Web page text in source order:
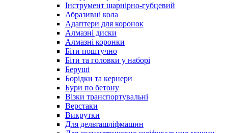
Інструмент шарнірно-губцевий
Абразивні кола
Адаптери для коронок
Алмазні диски
Алмазні коронки
Біти поштучно
Біти та головки у наборі
Беруші
Борідки та кернери
Бури по бетону
Візки транспортувальні
Верстаки
Викрутки
Для дельташліфмашин